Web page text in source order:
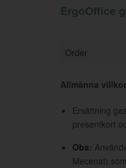
ErgoOffice
Order
Allmänna villkor
Ersättning
presentkort
Obs:
Mecenat)